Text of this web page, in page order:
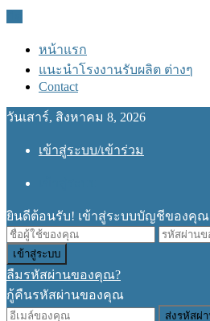
หน้าแรก
แนะนำโรงงานรับผลิต ต่างๆ
Contact
วันเสาร์, สิงหาคม 8, 2026
เข้าสู่ระบบ/เข้าร่วม
ยินดีต้อนรับ! เข้าสู่ระบบบัญชีของคุณ
ลืมรหัสผ่านของคุณ?
กู้คืนรหัสผ่านของคุณ